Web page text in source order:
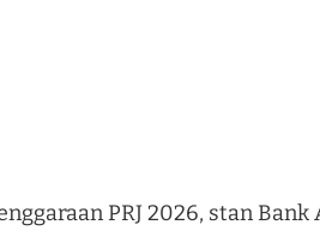
PRJ 2026, stan